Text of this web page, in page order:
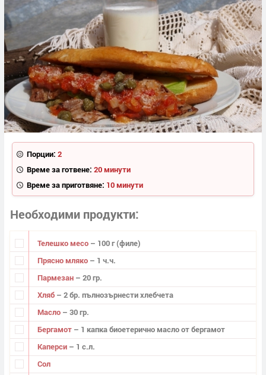
Порции: 2
Време за готвене: 20 минути
Време за приготвяне: 10 минути
Необходими продукти
Телешко месо – 100 г (филе)
Прясно мляко – 1 ч.ч.
Пармезан – 20 гр.
Хляб – 2 бр. пълнозърнести хлебчета
Масло – 30 гр.
Бергамот – 1 капка биоетерично масло от бергамот
Каперси – 1 с.л.
Сол